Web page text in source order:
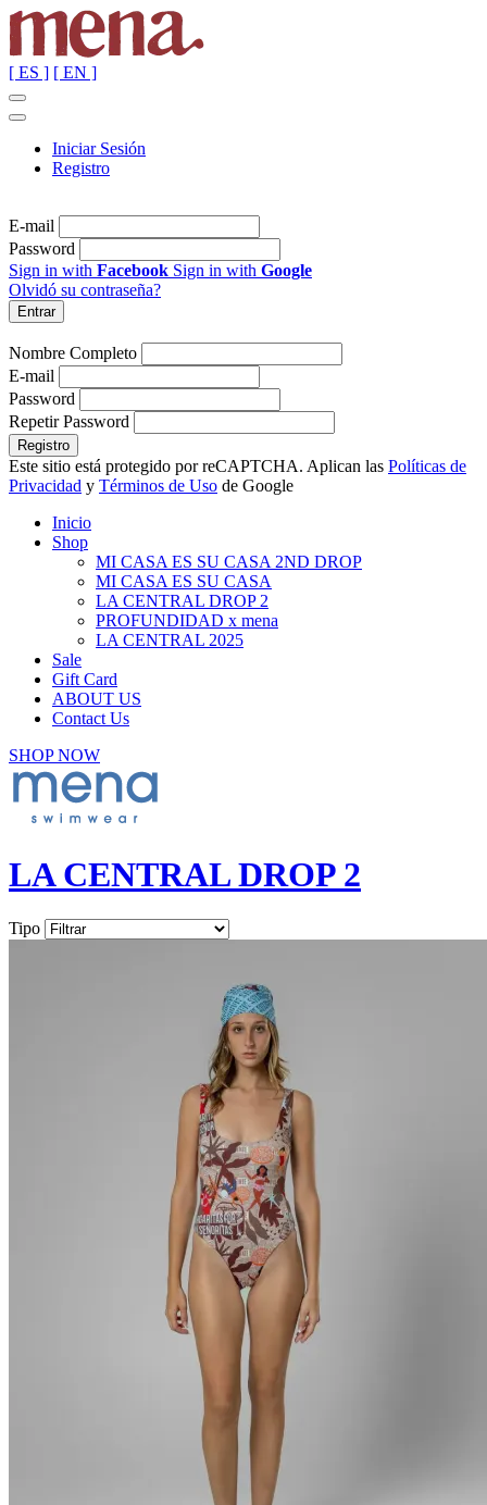
[ ES ] [ EN ]
Iniciar Sesión
Registro
E-mail
Password
Sign in with Facebook Sign in with Google
Olvidó su contraseña?
Nombre Completo
E-mail
Password
Repetir Password
Este sitio está protegido por reCAPTCHA. Aplican las Políticas de
Privacidad y Términos de Uso de Google
Inicio
Shop
MI CASA ES SU CASA 2ND DROP
MI CASA ES SU CASA
LA CENTRAL DROP 2
PROFUNDIDAD x mena
LA CENTRAL 2025
Sale
Gift Card
ABOUT US
Contact Us
SHOP NOW
LA CENTRAL DROP 2
Tipo